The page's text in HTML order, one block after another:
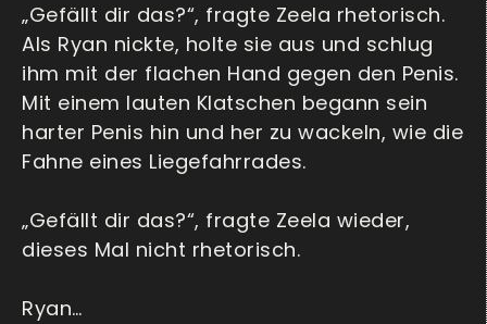
„Gefällt dir das?“, fragte Zeela rhetorisch.
Als Ryan nickte, holte sie aus und schlug
ihm mit der flachen Hand gegen den Penis.
Mit einem lauten Klatschen begann sein
harter Penis hin und her zu wackeln, wie die
Fahne eines Liegefahrrades.
„Gefällt dir das?“, fragte Zeela wieder,
dieses Mal nicht rhetorisch.
Ryan…